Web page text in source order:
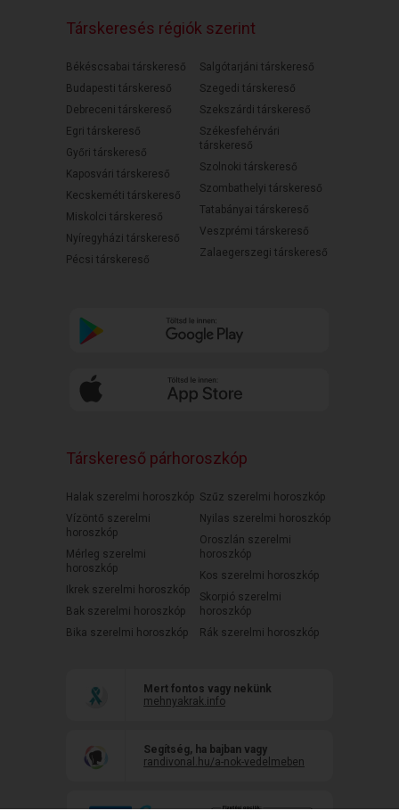
Társkeresés régiók szerint
Békéscsabai társkereső
Budapesti társkereső
Debreceni társkereső
Egri társkereső
Győri társkereső
Kaposvári társkereső
Kecskeméti társkereső
Miskolci társkereső
Nyíregyházi társkereső
Pécsi társkereső
Salgótarjáni társkereső
Szegedi társkereső
Szekszárdi társkereső
Székesfehérvári
társkereső
Szolnoki társkereső
Szombathelyi társkereső
Tatabányai társkereső
Veszprémi társkereső
Zalaegerszegi társkereső
Társkereső párhoroszkóp
Halak szerelmi horoszkóp
Vízöntő szerelmi
horoszkóp
Mérleg szerelmi
horoszkóp
Ikrek szerelmi horoszkóp
Bak szerelmi horoszkóp
Bika szerelmi horoszkóp
Szűz szerelmi horoszkóp
Nyilas szerelmi horoszkóp
Oroszlán szerelmi
horoszkóp
Kos szerelmi horoszkóp
Skorpió szerelmi
horoszkóp
Rák szerelmi horoszkóp
Mert fontos vagy nekünk
mehnyakrak.info
Segítség, ha bajban vagy
randivonal.hu/a-nok-vedelmeben